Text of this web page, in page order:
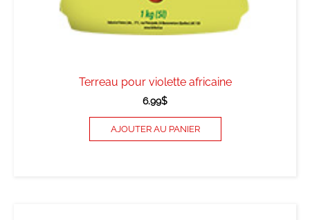
Terreau pour violette africaine
6.99$
AJOUTER AU PANIER